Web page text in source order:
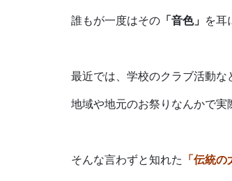
誰もが一度はその 「音色」 を耳
最近では、学校のクラブ活動な
地域や地元のお祭りなんかで実
そんな言わずと知れた 「伝統の